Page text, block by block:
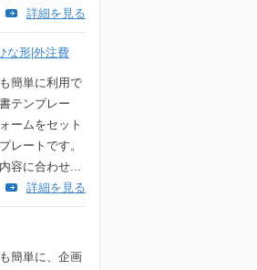
詳細を見る
な形|外注費
簡単に利用で
テンプレー
ームをセット
レートです。
容に合わせ...
詳細を見る
簡単に、企画